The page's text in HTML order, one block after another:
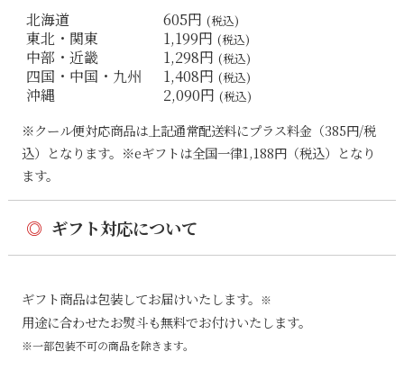
北海道 605円 (税込)
東北・関東 1,199円 (税込)
中部・近畿 1,298円 (税込)
四国・中国・九州 1,408円 (税込)
沖縄 2,090円 (税込)
※クール便対応商品は上記通常配送料にプラス料金（385円/税
込）となります。※eギフトは全国一律1,188円（税込）となり
ます。
◎ ギフト対応について
ギフト商品は包装してお届けいたします。 ※
用途に合わせたお熨斗も無料でお付けいたします。
※一部包装不可の商品を除きます。